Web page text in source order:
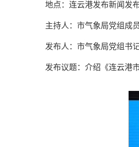
地点：连云港发布新闻发
主持人：市气象局党组成
发布人：市气象局党组书
发布议题：介绍《连云港